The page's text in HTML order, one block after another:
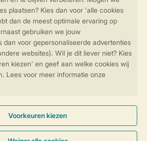
jouw gegevens &
Instellingen wijzigen
boeken